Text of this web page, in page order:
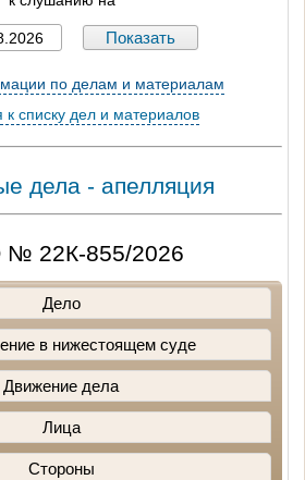
по делам и материалам
к списку дел и материалов
дела - апелляция
22К-855/2026
Дело
в нижестоящем суде
Движение дела
Лица
Стороны